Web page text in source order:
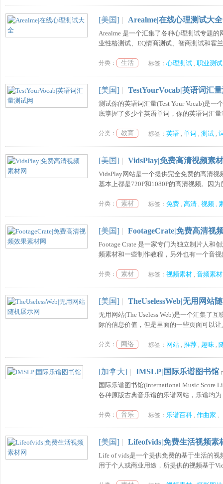
[美国] | Arealme|在线心理测试大全
Arealme 是一个汇集了各种心理测试专题
业性格测试、EQ情商测试、智商测试和霍
分类： 生活 标签： 心理测试 , 职业测试
[美国] | TestYourVocab|英语词汇
测试你的英语词汇量(Test Your Vocab)是
底掌握了多少个英语单词，你的英语词汇
分类： 教育 标签： 英语 , 单词 , 测试 ,
[美国] | VidsPlay|免费高清视频素
VidsPlay网站是一个提供完全免费的高清
基本上都是720P和1080P的高清视频。因
分类： 素材 标签： 免费 , 高清 , 视频 ,
[美国] | FootageCrate|免费高清视
Footage Crate 是一家专门为独立制片人和
频素材和一些制作教程，另外也有一个音
分类： 素材 标签： 视频素材 , 音频素材
[美国] | TheUselessWeb|无用网站
无用网站(The Useless Web)是一个汇集了
际的信息价值，但是里面的一些页面可以
分类： 网络 标签： 网站 , 推荐 , 趣味 ,
[加拿大] | IMSLP|国际乐谱图书馆
国际乐谱图书馆(International Music Score
各种原版古典音乐谱的乐谱网站，乐谱均
分类： 音乐 标签： 乐谱百科 , 作曲家 ,
[美国] | Lifeofvids|免费生活视频素
Life of vids是一个提供免费的基于生活的
用于个人或商业用途，所提供的视频基于